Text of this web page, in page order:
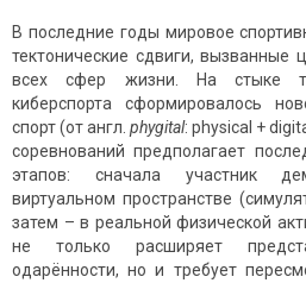
В последние годы мировое
тектонические сдвиги, вызванные
всех сфер жизни. На стыке
киберспорта сформировалось
спорт (от англ. phygital: physical +
соревнований предполагает
этапов: сначала участник
виртуальном пространстве
затем – в реальной физической
не только расширяет
одарённости, но и требует